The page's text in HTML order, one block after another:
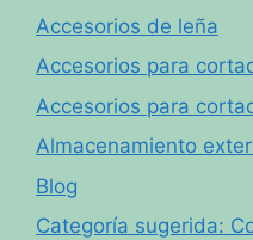
Accesorios de leña
Accesorios para
Accesorios para
Almacenamiento
Blog
Categoría sugerida: